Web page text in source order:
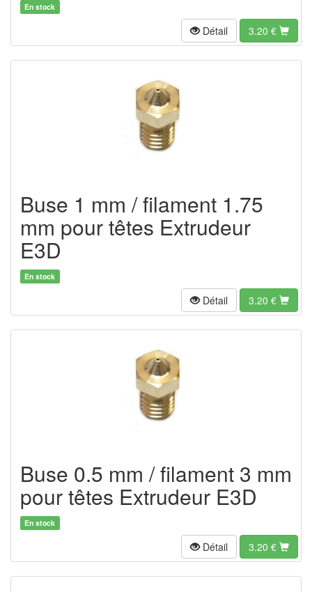
En stock
Détail 3.20 €
Buse 1 mm / filament 1.75
mm pour têtes Extrudeur
E3D
En stock
Détail 3.20 €
Buse 0.5 mm / filament 3 mm
pour têtes Extrudeur E3D
En stock
Détail 3.20 €